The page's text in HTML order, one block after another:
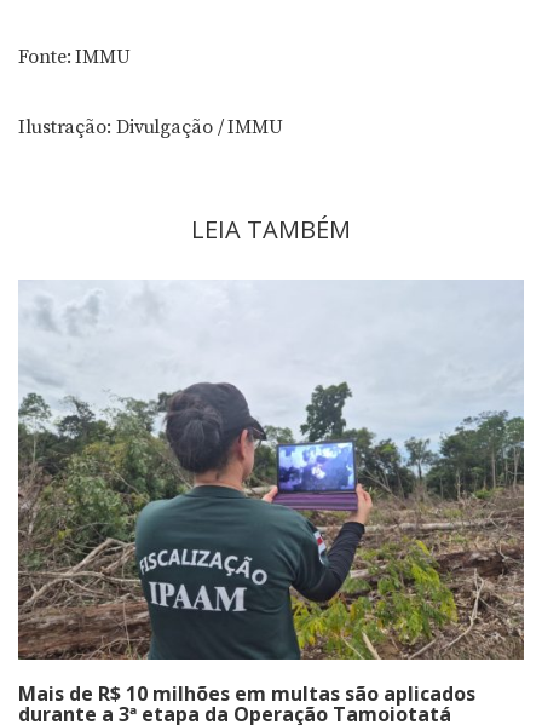
Fonte: IMMU
Ilustração: Divulgação / IMMU
LEIA TAMBÉM
Mais de R$ 10 milhões em multas são aplicados
durante a 3ª etapa da Operação Tamoiotatá